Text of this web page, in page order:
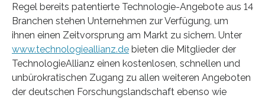
Regel bereits patentierte Technologie-Angebote aus 14
Branchen stehen Unternehmen zur Verfügung, um
ihnen einen Zeitvorsprung am Markt zu sichern. Unter
www.technologieallianz.de bieten die Mitglieder der
TechnologieAllianz einen kostenlosen, schnellen und
unbürokratischen Zugang zu allen weiteren Angeboten
der deutschen Forschungslandschaft ebenso wie